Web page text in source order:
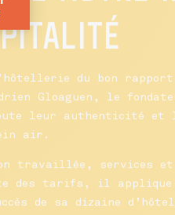
du bon
Gloaguen, le
leur authenticité
air.
travaillée, services et
des tarifs, il applique
de sa dizaine